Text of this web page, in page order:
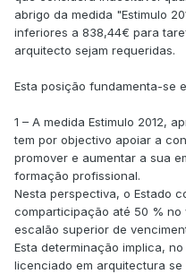
abrigo da medida "Estimulo
inferiores a 838,44€ para
arquitecto sejam requeridas.
Esta posição fundamenta-se
1 – A medida Estimulo 2012,
tem por objectivo apoiar a
promover e aumentar a sua
formação profissional.
Nesta perspectiva, o Estado
comparticipação até 50 % no
escalão superior de
Esta determinação implica,
licenciado em arquitectura